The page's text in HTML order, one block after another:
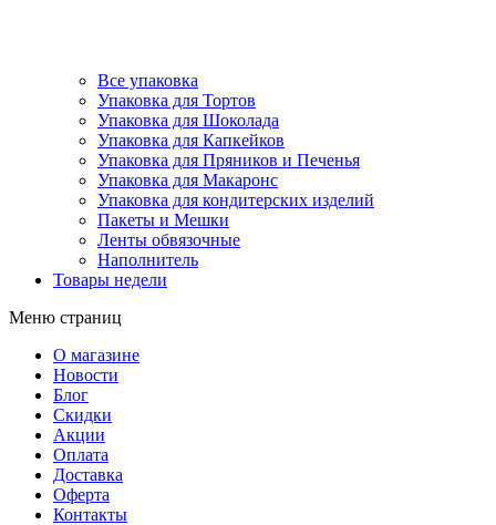
Все упаковка
Упаковка для Тортов
Упаковка для Шоколада
Упаковка для Капкейков
Упаковка для Пряников и Печенья
Упаковка для Макаронс
Упаковка для кондитерских изделий
Пакеты и Мешки
Ленты обвязочные
Наполнитель
Товары недели
Меню страниц
О магазине
Новости
Блог
Скидки
Акции
Оплата
Доставка
Оферта
Контакты